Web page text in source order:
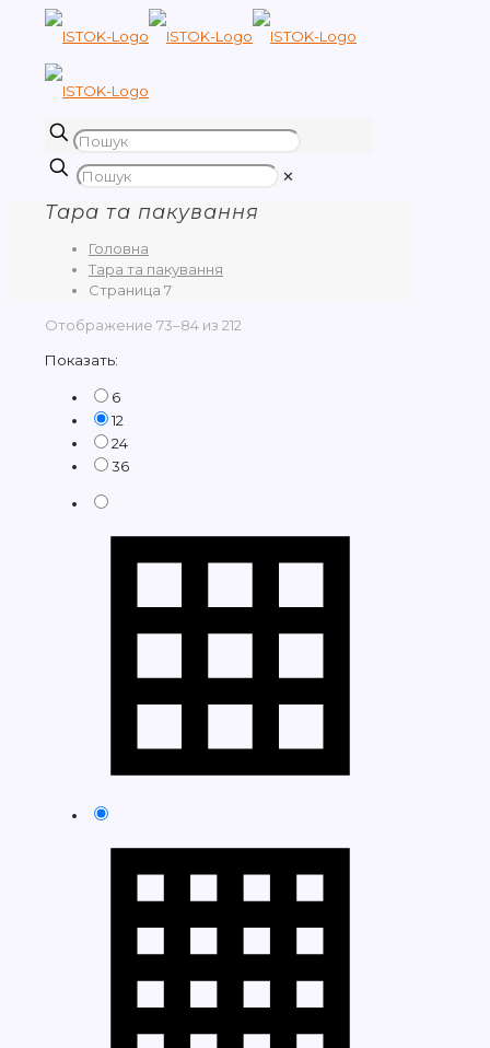
✕
Тара та пакування
Головна
Тара та пакування
Страница 7
Отображение 73–84 из 212
Показать:
6
12
24
36